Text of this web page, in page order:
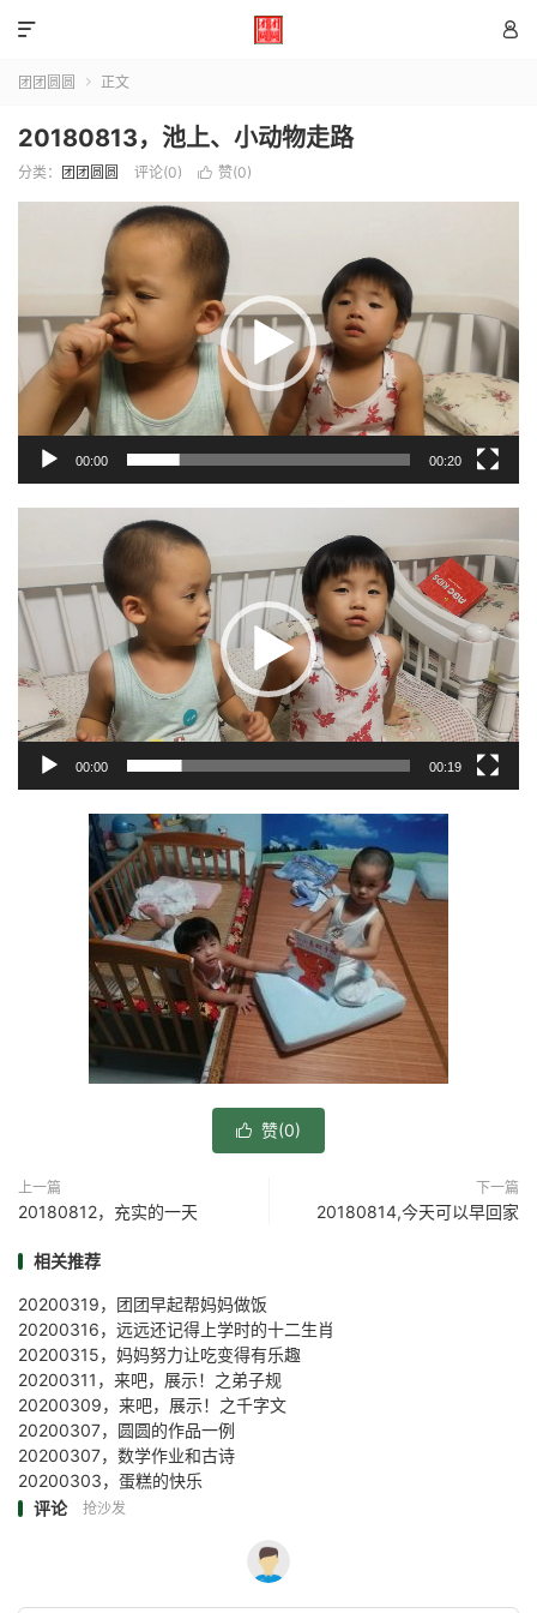


团团圆圆  正文
20180813，池上、小动物走路
分类： 团团圆圆 评论(0)  赞(0)
放
00:00 00:20
播
放
器
00:00 00:19
 赞(0)
上一篇
20180812，充实的一天
下一篇
20180814,今天可以早回家
相关推荐
20200319，团团早起帮妈妈做饭
20200316，远远还记得上学时的十二生肖
20200315，妈妈努力让吃变得有乐趣
20200311，来吧，展示！之弟子规
20200309，来吧，展示！之千字文
20200307，圆圆的作品一例
20200307，数学作业和古诗
20200303，蛋糕的快乐
评论
抢沙发